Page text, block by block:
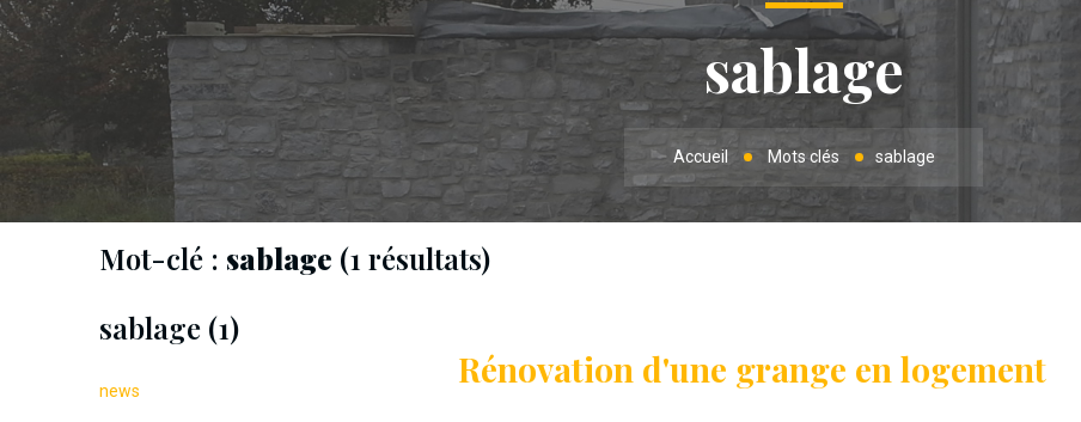
sablage
Accueil Mots clés sablage
Mot-clé : sablage (1 résultats)
sablage (1)
news Rénovation d'une grange en logement